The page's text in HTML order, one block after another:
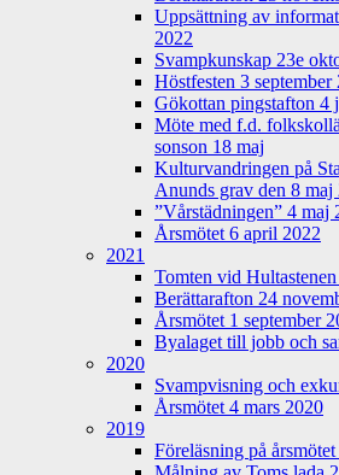
Uppsättning av
2022
Svampkunskap 23e
Höstfesten 3 september
Gökottan pingstafton 4
Möte med f.d.
sonson 18 maj
Kulturvandringen på
Anunds grav den 8 maj
”Vårstädningen” 4 maj
Årsmötet 6 april 2022
2021
Tomten vid
Berättarafton 24
Årsmötet 1 september
Byalaget till jobb och
2020
Svampvisning och
Årsmötet 4 mars 2020
2019
Föreläsning på